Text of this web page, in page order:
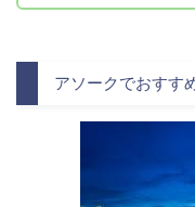
アソークでおすす